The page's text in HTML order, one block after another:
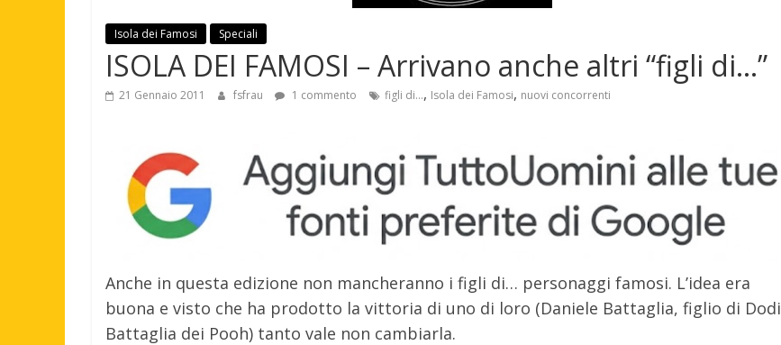
Isola dei Famosi Speciali
ISOLA DEI FAMOSI – Arrivano anche altri “figli di…”
21 Gennaio 2011 fsfrau 1 commento figli di..., Isola dei Famosi, nuovi concorrenti
Anche in questa edizione non mancheranno i figli di… personaggi famosi. L’idea era
buona e visto che ha prodotto la vittoria di uno di loro (Daniele Battaglia, figlio di Dodi
Battaglia dei Pooh) tanto vale non cambiarla.